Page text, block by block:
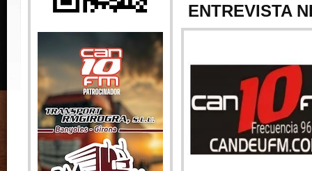
ENTREVISTA